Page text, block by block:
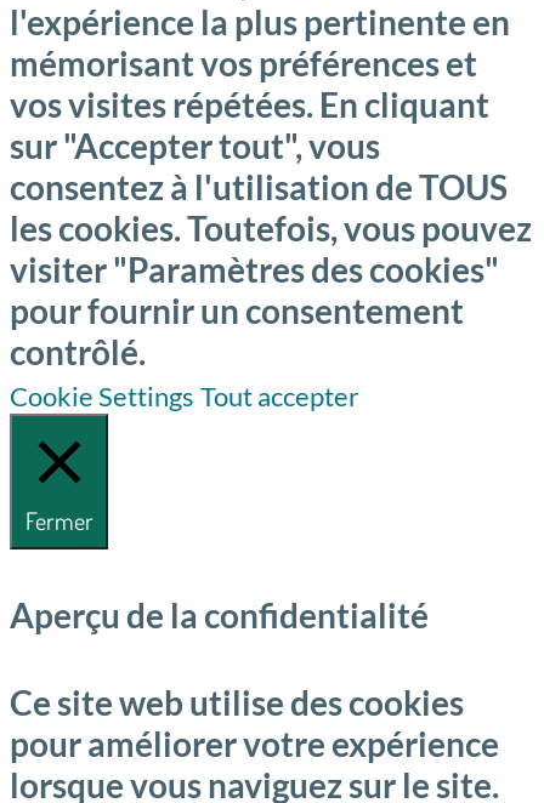
l'expérience la plus pertinente en
mémorisant vos préférences et
vos visites répétées. En cliquant
sur "Accepter tout", vous
consentez à l'utilisation de TOUS
les cookies. Toutefois, vous pouvez
visiter "Paramètres des cookies"
pour fournir un consentement
contrôlé.
Cookie Settings Tout accepter
Fermer
Aperçu de la confidentialité
Ce site web utilise des cookies
pour améliorer votre expérience
lorsque vous naviguez sur le site.